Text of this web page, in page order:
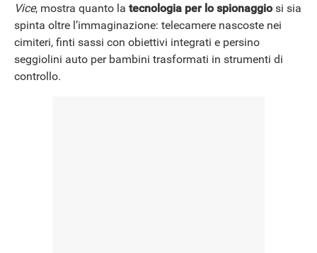
Vice, mostra quanto la tecnologia per lo spionaggiosi sia
spinta oltre l’immaginazione: telecamere nascoste nei
cimiteri, finti sassi con obiettivi integrati e persino
seggiolini auto per bambini trasformati in strumenti di
controllo.